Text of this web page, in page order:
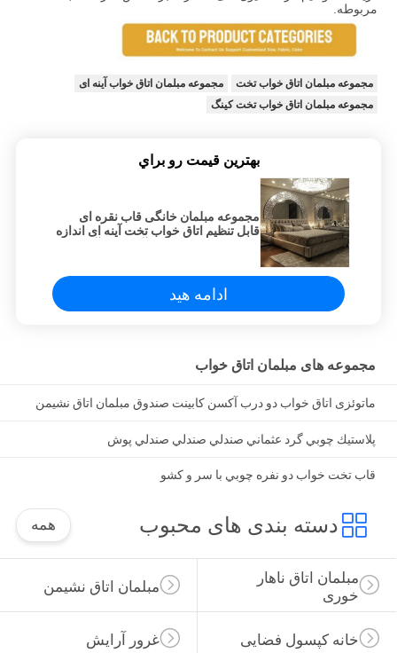
مربوطه.
مجموعه مبلمان اتاق خواب تخت
مجموعه مبلمان اتاق خواب آینه ای
مجموعه مبلمان اتاق خواب تخت کینگ
بهترين قيمت رو براي
مجموعه مبلمان خانگی قاب نقره ای
قابل تنظیم اتاق خواب تخت آینه ای اندازه
ادامه هید
مجموعه های مبلمان اتاق خواب
ماتوئزی اتاق خواب دو درب آکسن کابینت صندوق مبلمان اتاق نشیمن
پلاستيك چوبي گرد عثماني صندلي صندلي صندلي پوش
قاب تخت خواب دو نفره چوبي با سر و کشو
دسته بندی های محبوب همه
مبلمان اتاق نشیمن
مبلمان اتاق ناهار
خوری
غرور آرایش خانه کپسول فضایی